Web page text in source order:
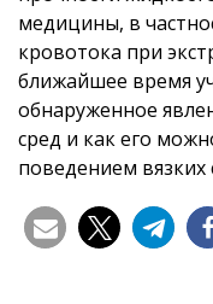
медицины, в
кровотока при
ближайшее время
обнаруженное
сред и как его
поведением